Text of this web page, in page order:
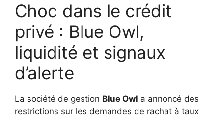
Choc dans le crédit
privé : Blue Owl,
liquidité et signaux
d’alerte
La société de gestion Blue Owl a annoncé des
restrictions sur les demandes de rachat à taux